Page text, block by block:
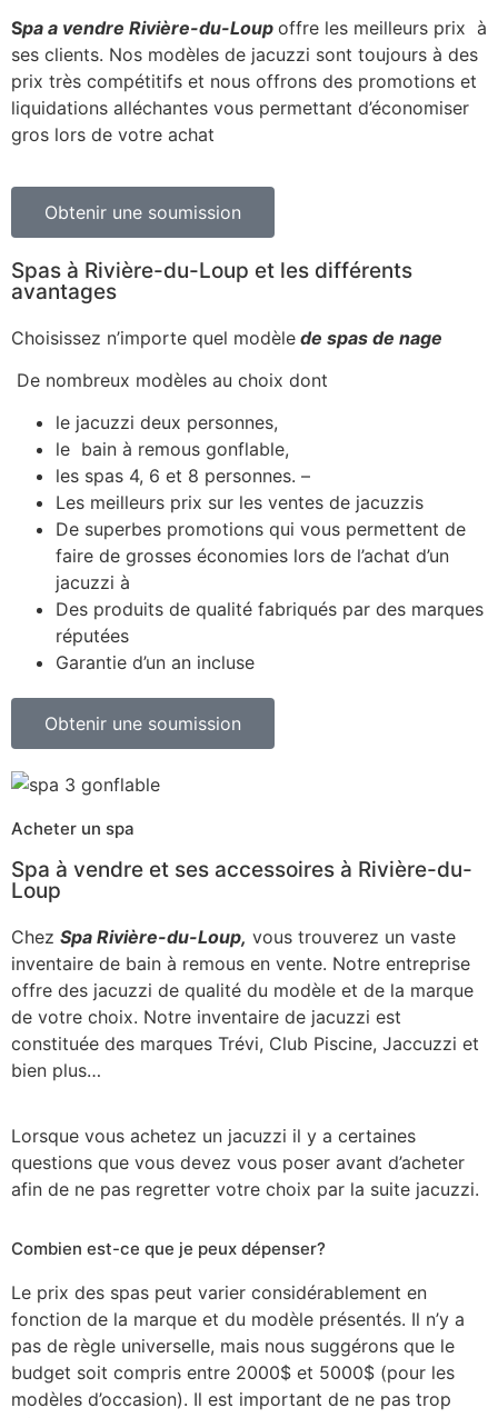
Spa a vendre Rivière-du-Loup offre les meilleurs prix à
ses clients. Nos modèles de jacuzzi sont toujours à des
prix très compétitifs et nous offrons des promotions et
liquidations alléchantes vous permettant d’économiser
gros lors de votre achat
Obtenir une soumission
Spas à Rivière-du-Loup et les différents
avantages
Choisissez n’importe quel modèle de spas de nage
De nombreux modèles au choix dont
le jacuzzi deux personnes,
le bain à remous gonflable,
les spas 4, 6 et 8 personnes. –
Les meilleurs prix sur les ventes de jacuzzis
De superbes promotions qui vous permettent de
faire de grosses économies lors de l’achat d’un
jacuzzi à
Des produits de qualité fabriqués par des marques
réputées
Garantie d’un an incluse
Obtenir une soumission
Acheter un spa
Spa à vendre et ses accessoires à Rivière-du-
Loup
Chez Spa Rivière-du-Loup, vous trouverez un vaste
inventaire de bain à remous en vente. Notre entreprise
offre des jacuzzi de qualité du modèle et de la marque
de votre choix. Notre inventaire de jacuzzi est
constituée des marques Trévi, Club Piscine, Jaccuzzi et
bien plus…
Lorsque vous achetez un jacuzzi il y a certaines
questions que vous devez vous poser avant d’acheter
afin de ne pas regretter votre choix par la suite jacuzzi.
Combien est-ce que je peux dépenser?
Le prix des spas peut varier considérablement en
fonction de la marque et du modèle présentés. Il n’y a
pas de règle universelle, mais nous suggérons que le
budget soit compris entre 2000$ et 5000$ (pour les
modèles d’occasion). Il est important de ne pas trop